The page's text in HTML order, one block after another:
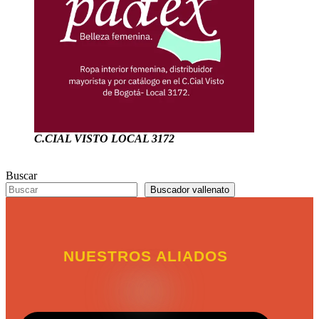
C.CIAL VISTO LOCAL 3172
Buscar
Buscador vallenato
NUESTROS ALIADOS